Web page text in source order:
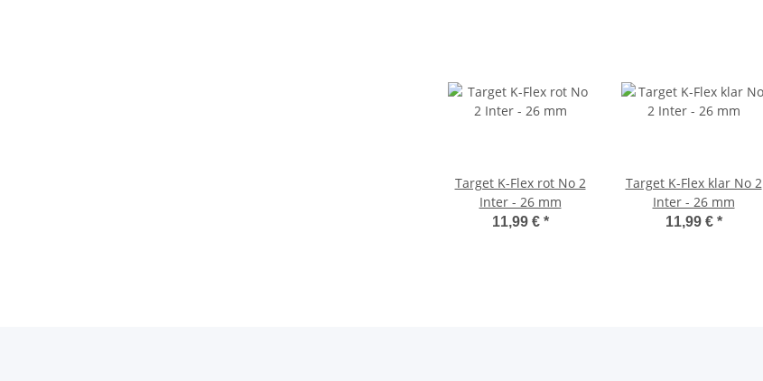
Target K-Flex rot No 2
Inter - 26 mm
11,99 € *
Target K-Flex klar No 2
Inter - 26 mm
11,99 € *